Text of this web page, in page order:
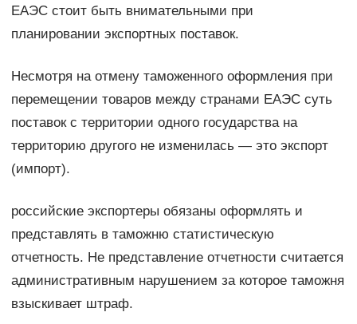
ЕАЭС стоит быть внимательными при
планировании экспортных поставок.
Несмотря на отмену таможенного оформления при
перемещении товаров между странами ЕАЭС суть
поставок с территории одного государства на
территорию другого не изменилась — это экспорт
(импорт).
российские экспортеры обязаны оформлять и
представлять в таможню статистическую
отчетность. Не представление отчетности считается
административным нарушением за которое таможня
взыскивает штраф.